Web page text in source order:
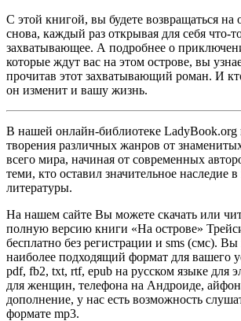
С этой книгой, вы будете возвращаться на
снова, каждый раз открывая для себя что-
захватывающее. А подробнее о
которые ждут вас на этом острове, вы
прочитав этот захватывающий роман. И
он изменит и вашу жизнь.
В нашей онлайн-библиотеке LadyBook.org
творения различных жанров от
всего мира, начиная от современных
теми, кто оставил значительное наследие
литературы.
На нашем сайте Вы можете скачать или
полную версию книги «На острове»
бесплатно без регистрации и sms (смс).
наиболее подходящий формат для вашего
pdf, fb2, txt, rtf, epub на русском языке для
для женщин, телефона на Андроиде,
дополнение, у нас есть возможность
формате mp3.